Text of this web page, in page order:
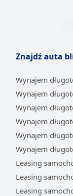
Znajdź auta
Wynajem
Wynajem
Wynajem
Wynajem
Wynajem
Wynajem
Leasing
Leasing
Leasing